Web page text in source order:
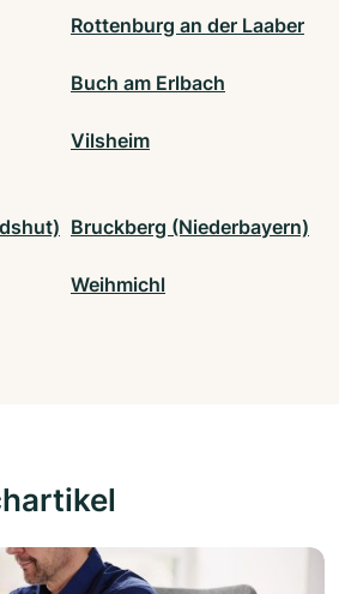
Rottenburg an der Laaber
Buch am Erlbach
Vilsheim
Bruckberg (Niederbayern)
Weihmichl